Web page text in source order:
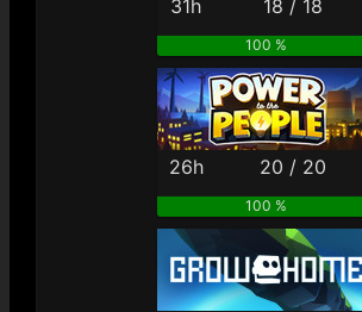
31h 18 / 18
100 %
26h 20 / 20
100 %